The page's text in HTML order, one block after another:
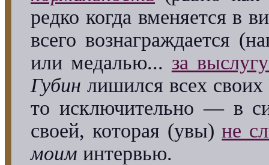
редко когда вменяется в
всего вознаграждается
или медалью... за
Губин лишился всех
то исключительно — в
своей, которая (увы)не
моим интервью.